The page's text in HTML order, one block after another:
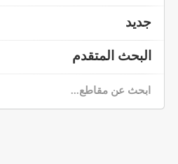
جديد
البحث المتقدم